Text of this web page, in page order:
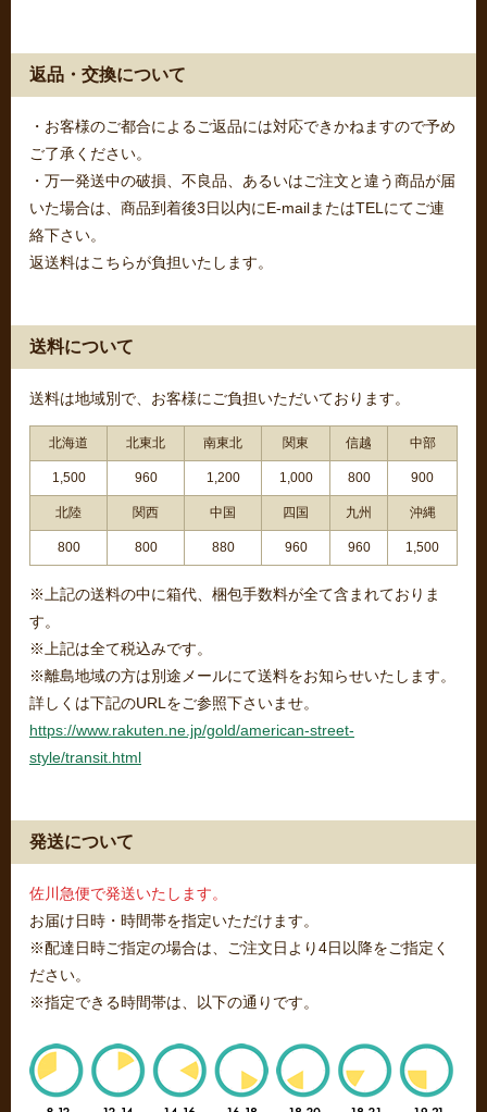
返品・交換について
・お客様のご都合によるご返品には対応できかねますので予め
ご了承ください。
・万一発送中の破損、不良品、あるいはご注文と違う商品が届
いた場合は、商品到着後3日以内にE-mailまたはTELにてご連
絡下さい。
返送料はこちらが負担いたします。
送料について
送料は地域別で、お客様にご負担いただいております。
北海道 北東北 南東北 関東 信越 中部
1,500 960 1,200 1,000 800 900
北陸 関西 中国 四国 九州 沖縄
800 800 880 960 960 1,500
※上記の送料の中に箱代、梱包手数料が全て含まれておりま
す。
※上記は全て税込みです。
※離島地域の方は別途メールにて送料をお知らせいたします。
詳しくは下記のURLをご参照下さいませ。
https://www.rakuten.ne.jp/gold/american-street-
style/transit.html
発送について
佐川急便で発送いたします。
お届け日時・時間帯を指定いただけます。
※配達日時ご指定の場合は、ご注文日より4日以降をご指定く
ださい。
※指定できる時間帯は、以下の通りです。